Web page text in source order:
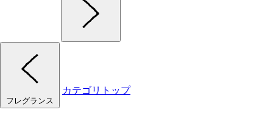
フレグランス
カテゴリトップ